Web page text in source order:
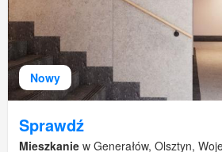
Nowy
Sprawdź
Mieszkanie w Generałów, Olsztyn,